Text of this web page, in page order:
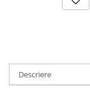
Descriere